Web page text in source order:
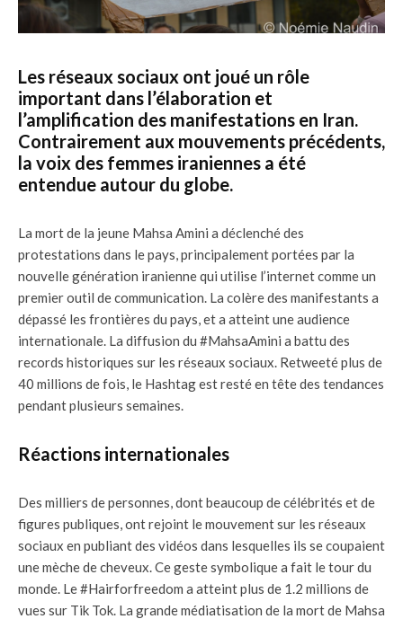
Les réseaux sociaux ont joué un rôle
important dans l’élaboration et
l’amplification des manifestations en Iran.
Contrairement aux mouvements précédents,
la voix des femmes iraniennes a été
entendue autour du globe.
La mort de la jeune Mahsa Amini a déclenché des
protestations dans le pays, principalement portées par la
nouvelle génération iranienne qui utilise l’internet comme un
premier outil de communication. La colère des manifestants a
dépassé les frontières du pays, et a atteint une audience
internationale. La diffusion du #MahsaAmini a battu des
records historiques sur les réseaux sociaux. Retweeté plus de
40 millions de fois, le Hashtag est resté en tête des tendances
pendant plusieurs semaines.
Réactions internationales
Des milliers de personnes, dont beaucoup de célébrités et de
figures publiques, ont rejoint le mouvement sur les réseaux
sociaux en publiant des vidéos dans lesquelles ils se coupaient
une mèche de cheveux. Ce geste symbolique a fait le tour du
monde. Le #Hairforfreedom a atteint plus de 1.2 millions de
vues sur Tik Tok. La grande médiatisation de la mort de Mahsa